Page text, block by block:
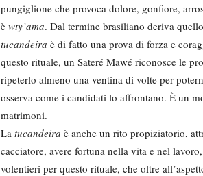
pungiglione che provoca dolore, gonfiore,
è wty’ama. Dal termine brasiliano deriva
tucandeira è di fatto una prova di forza e
questo rituale, un Sateré Mawé riconosce le
ripeterlo almeno una ventina di volte per
osserva come i candidati lo affrontano. È un
matrimoni.
La tucandeira è anche un rito propiziatorio,
cacciatore, avere fortuna nella vita e nel
volentieri per questo rituale, che oltre